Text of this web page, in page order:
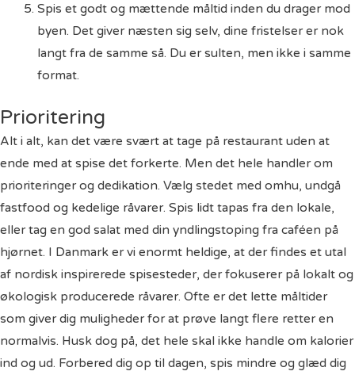
Spis et godt og mættende måltid inden du drager mod
byen. Det giver næsten sig selv, dine fristelser er nok
langt fra de samme så. Du er sulten, men ikke i samme
format.
Prioritering
Alt i alt, kan det være svært at tage på restaurant uden at
ende med at spise det forkerte. Men det hele handler om
prioriteringer og dedikation. Vælg stedet med omhu, undgå
fastfood og kedelige råvarer. Spis lidt tapas fra den lokale,
eller tag en god salat med din yndlingstoping fra caféen på
hjørnet. I Danmark er vi enormt heldige, at der findes et utal
af nordisk inspirerede spisesteder, der fokuserer på lokalt og
økologisk producerede råvarer. Ofte er det lette måltider
som giver dig muligheder for at prøve langt flere retter en
normalvis. Husk dog på, det hele skal ikke handle om kalorier
ind og ud. Forbered dig op til dagen, spis mindre og glæd dig